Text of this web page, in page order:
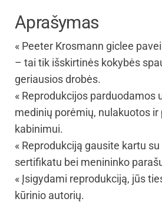
Aprašymas
« Peeter Krosmann giclee
– tai tik išskirtinės kokybės
geriausios drobės.
« Reprodukcijos parduodamos
medinių porėmių, nulakuotos ir
kabinimui.
« Reprodukciją gausite kartu
sertifikatu bei menininko
« Įsigydami reprodukciją, jūs
kūrinio autorių.